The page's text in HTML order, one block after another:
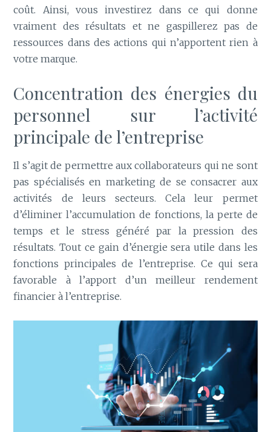
coût. Ainsi, vous investirez dans ce qui donne
vraiment des résultats et ne gaspillerez pas de
ressources dans des actions qui n’apportent rien à
votre marque.
Concentration des énergies du
personnel sur l’activité
principale de l’entreprise
Il s’agit de permettre aux collaborateurs qui ne sont
pas spécialisés en marketing de se consacrer aux
activités de leurs secteurs. Cela leur permet
d’éliminer l’accumulation de fonctions, la perte de
temps et le stress généré par la pression des
résultats. Tout ce gain d’énergie sera utile dans les
fonctions principales de l’entreprise. Ce qui sera
favorable à l’apport d’un meilleur rendement
financier à l’entreprise.